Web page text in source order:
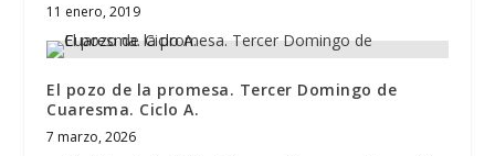
11 enero, 2019
El pozo de la promesa. Tercer Domingo de
Cuaresma. Ciclo A.
7 marzo, 2026